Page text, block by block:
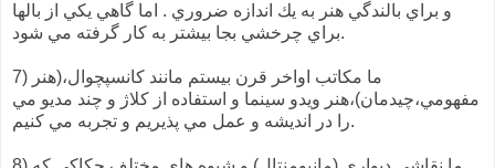
و براي بالندگي هنر به يك اندازه ضروري . اما گاهي يكي از بالها
براي چرخشي بجا بيشتر به كار گرفته مي شود.
7) ما مكاتب اواخر قرن بيستم مانند كانسپچوال،(هنر
مفهومي،چيدمان)،هنر ويدو سينما و استفاده از كلاژ و چند مديو مي
را در انديشه و عمل مي پذيريم و تجربه مي كنيم.